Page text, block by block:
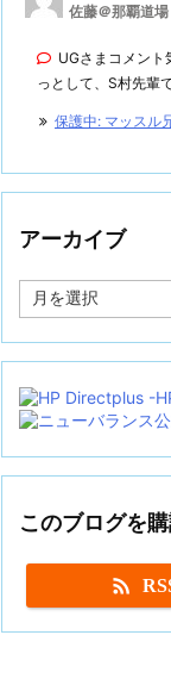
佐藤＠那覇道
UGさまコメント
っとして、S村先輩
保護中: マッスル
アーカイブ
ー
イ
このブログを
